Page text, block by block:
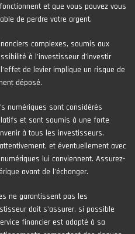
et que vous pouvez vous
de perdre votre argent.
complexes, soumis aux
à l’investisseur d’investir
de levier implique un risque de
déposé.
numériques sont considérés
et sont soumis à une forte
à tous les investisseurs.
et éventuellement avec
lui conviennent. Assurez-
avant de l'échanger.
ne garantissent pas les
doit s'assurer, si possible
financier est adapté à sa